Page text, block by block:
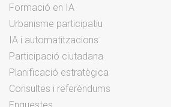
Formació en IA
Urbanisme participatiu
IA i automatitzacions
Participació ciutadana
Planificació estratègica
Consultes i referèndums
Enquestes